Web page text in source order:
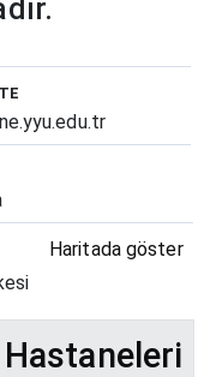
Haritada göster